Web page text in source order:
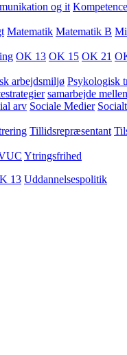
og it
Matematik Matematik B
OK 13 OK 15 OK 21
arbejdsmiljø Psykologisk
samarbejde
arv Sociale Medier
Tillidsrepræsentant
Ytringsfrihed
13 Uddannelsespolitik